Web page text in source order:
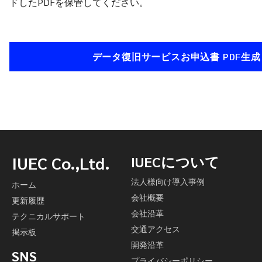
IUEC Co.,Ltd.
ホーム
更新履歴
テクニカルサポート
掲示板
SNS
IUECについて
法人様向け導入事例
会社概要
会社沿革
交通アクセス
開発沿革